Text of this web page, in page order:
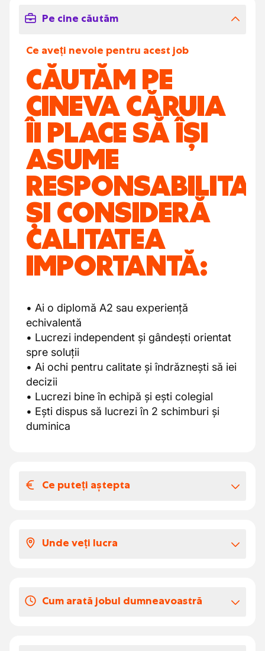
Pe cine căutăm
Ce aveți nevoie pentru acest job
CĂUTĂM PE
CINEVA CĂRUIA
ÎI PLACE SĂ ÎȘI
ASUME
ȘI CONSIDERĂ
CALITATEA
IMPORTANTĂ:
• Ai o diplomă A2 sau experiență
echivalentă
• Lucrezi independent și gândești orientat
spre soluții
• Ai ochi pentru calitate și îndrăznești să iei
decizii
• Lucrezi bine în echipă și ești colegial
• Ești dispus să lucrezi în 2 schimburi și
duminica
Ce puteți aștepta
AJUȚI ÎNTR-UN
SIGUR, VARIAT ȘI
Unde veți lucra
• La recepția cartofilor, aproape de
Cum arată jobul dumneavoastră